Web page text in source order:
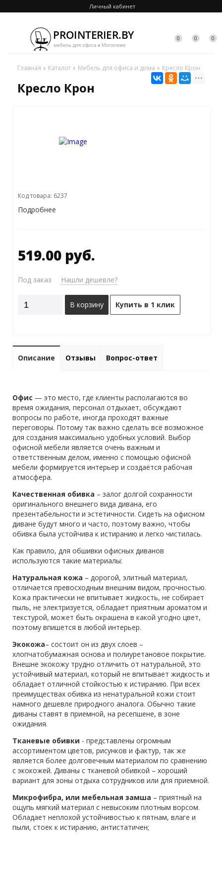
Личный кабинет
0 0 0
Главная Каталог Мебель для офиса и дома Кресло Крон
Кресло Крон
Код товара: 6237
Подробнее
519.00 руб.
Под заказ Нашли дешевле?
В корзину Купить в 1 клик
Описание Отзывы Вопрос-ответ
Офис — это место, где клиенты располагаются во
время ожидания, персонал отдыхает, обсуждают
вопросы по работе, иногда проходят важные
переговоры. Потому так важно сделать всё возможное
для создания максимально удобных условий. Выбор
офисной мебели является очень важным и
ответственным делом, именно с помощью офисной
мебели формируется интерьер и создаётся рабочая
атмосфера.
Качественная обивка – залог долгой сохранности
оригинального внешнего вида дивана, его
презентабельности и эстетичности. Сидеть на офисном
диване будут много и часто, поэтому важно, чтобы
обивка была устойчива к истиранию и легко чистилась.
Как правило, для обшивки офисных диванов
используются такие материалы:
Натуральная кожа – дорогой, элитный материал,
отличается превосходным внешним видом, прочностью.
Кожа практически не впитывает жидкость, не собирает
пыль, не электризуется, обладает приятным ароматом и
текстурой, может быть окрашена в какой угодно цвет,
поэтому впишется в любой интерьер.
Экокожа– состоит он из двух слоев –
хлопчатобумажная основа и полиуретановое покрытие.
Внешне экокожу трудно отличить от натуральной, это
устойчивый материал, который не впитывает жидкость и
обладает отличной стойкостью к истиранию. При всех
преимуществах обивка из ненатуральной кожи стоит
намного дешевле природного аналога. Обычно такие
диваны ставят в приемной, на ресепшене, в зоне
ожидания.
Тканевые обивки - представлены огромным
ассортиментом цветов, рисунков и фактур, так же
является более долговечным материалом по сравнению
с экокожей. Диваны с тканевой обивкой – хороший
вариант для зоны отдыха сотрудников или для приемной.
Микрофибра, или мебельная замша – приятный на
ощупь мягкий материал с невысоким плотным ворсом.
Обладает неплохой устойчивостью к пятнам, влаге и
пыли, стоек к истиранию, антистатичен;